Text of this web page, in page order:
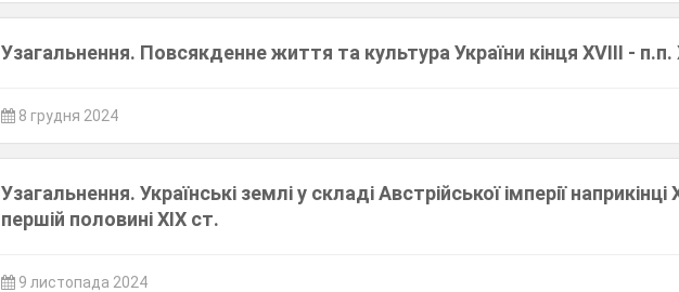
Узагальнення. Повсякденне життя та культура України кінця XVIІІ - п.п.
8 грудня 2024
Узагальнення. Українські землі у складі Австрійської імперії наприкінці
першій половині XIX ст.
9 листопада 2024